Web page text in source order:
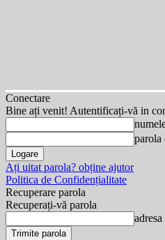
Conectare
Bine ați venit! Autentificați-vă in
parola
Ați uitat parola? obține ajutor
Politica de Confidențialitate
Recuperare parola
Recuperați-vă parola